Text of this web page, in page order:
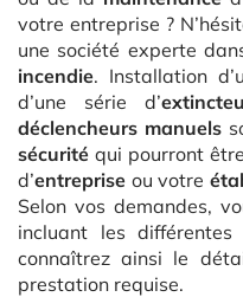
votre entreprise ?
une société experte
incendie. Installation
d’une série d’
déclencheurs manuels
sécurité qui pourront
d’entreprise ou votre
Selon vos demandes,
incluant les différentes
connaîtrez ainsi le
prestation requise.